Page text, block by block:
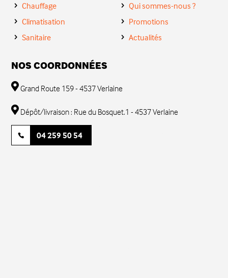
Chauffage
Climatisation
Sanitaire
Qui sommes-nous ?
Promotions
Actualités
NOS COORDONNÉES
Grand Route 159 - 4537 Verlaine
Dépôt/livraison : Rue du Bosquet.1 - 4537 Verlaine
04 259 50 54